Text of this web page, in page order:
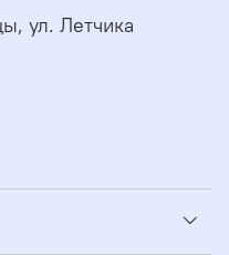
ул. Летчика